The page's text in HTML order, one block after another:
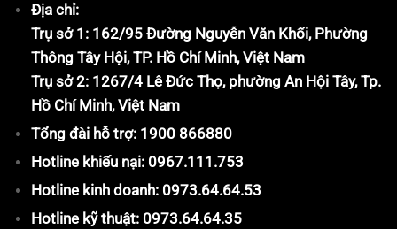
Địa chỉ:
Trụ sở 1: 162/95 Đường Nguyễn Văn Khối, Phường
Thông Tây Hội, TP. Hồ Chí Minh, Việt Nam
Trụ sở 2: 1267/4 Lê Đức Thọ, phường An Hội Tây, Tp.
Hồ Chí Minh, Việt Nam
Tổng đài hỗ trợ: 1900 866880
Hotline khiếu nại: 0967.111.753
Hotline kinh doanh: 0973.64.64.53
Hotline kỹ thuật: 0973.64.64.35